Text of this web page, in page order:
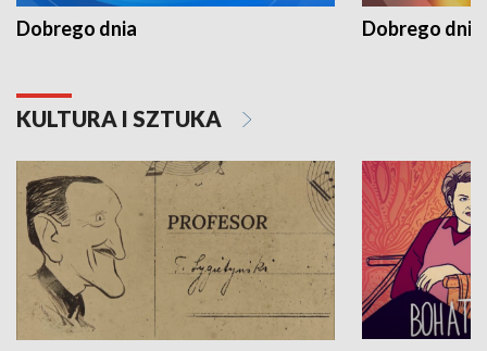
Dobrego dnia Dobrego dnia
KULTURA I SZTUKA